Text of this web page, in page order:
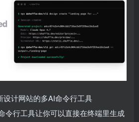
设计网站的多AI命令行工具
令行工具让你可以直接在终端里生成